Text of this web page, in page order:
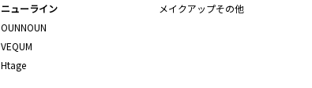
メイクアップその他
ニューライン
OUNNOUN
VEQUM
Htage